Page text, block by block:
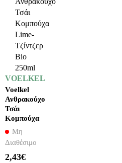
VOELKEL
Voelkel
Ανθρακούχο
Τσάι
Κομπούχα
Lime-
Τζίντζερ Bio
250ml
Μη
Διαθέσιμο
2,43€